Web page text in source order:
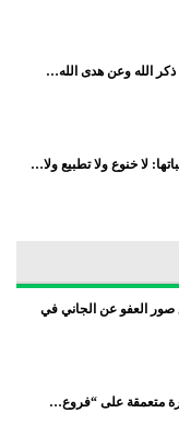
الله وعن هدى الله…
لا خنوع ولا تطبيع ولا…
صور العفو عن الجاني في
متعمقة على “فروع…